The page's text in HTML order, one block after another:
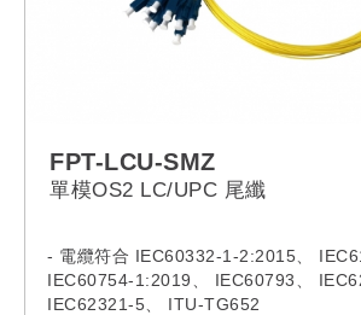
FPT-LCU-SMZ
單模OS2 LC/UPC 尾纖
- 電纜符合 IEC60332-1-2:2015、
IEC60754-1:2019、 IEC60793、
IEC62321-5、 ITU-TG652